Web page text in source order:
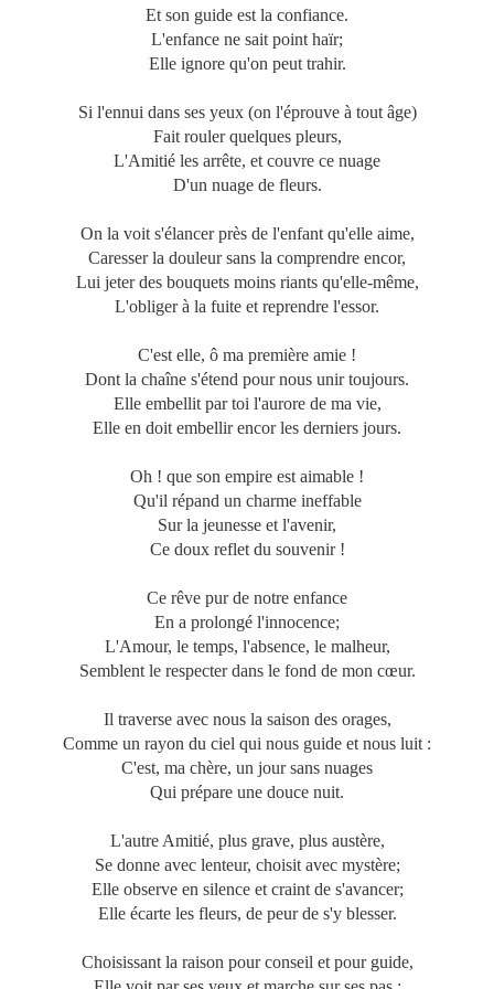
Et son guide est la confiance.
L'enfance ne sait point haïr;
Elle ignore qu'on peut trahir.
Si l'ennui dans ses yeux (on l'éprouve à tout âge)
Fait rouler quelques pleurs,
L'Amitié les arrête, et couvre ce nuage
D'un nuage de fleurs.
On la voit s'élancer près de l'enfant qu'elle aime,
Caresser la douleur sans la comprendre encor,
Lui jeter des bouquets moins riants qu'elle-même,
L'obliger à la fuite et reprendre l'essor.
C'est elle, ô ma première amie !
Dont la chaîne s'étend pour nous unir toujours.
Elle embellit par toi l'aurore de ma vie,
Elle en doit embellir encor les derniers jours.
Oh ! que son empire est aimable !
Qu'il répand un charme ineffable
Sur la jeunesse et l'avenir,
Ce doux reflet du souvenir !
Ce rêve pur de notre enfance
En a prolongé l'innocence;
L'Amour, le temps, l'absence, le malheur,
Semblent le respecter dans le fond de mon cœur.
Il traverse avec nous la saison des orages,
Comme un rayon du ciel qui nous guide et nous luit :
C'est, ma chère, un jour sans nuages
Qui prépare une douce nuit.
L'autre Amitié, plus grave, plus austère,
Se donne avec lenteur, choisit avec mystère;
Elle observe en silence et craint de s'avancer;
Elle écarte les fleurs, de peur de s'y blesser.
Choisissant la raison pour conseil et pour guide,